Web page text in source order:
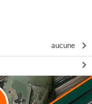
aucune